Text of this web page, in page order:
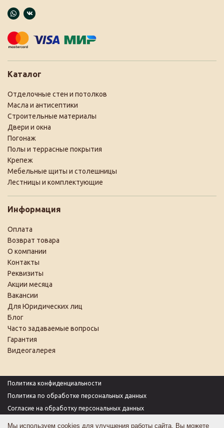
Каталог
Отделочные стен и потолков
Масла и антисептики
Строительные материалы
Двери и окна
Погонаж
Полы и террасные покрытия
Крепеж
Мебельные щиты и столешницы
Лестницы и комплектующие
Информация
Оплата
Возврат товара
О компании
Контакты
Реквизиты
Акции месяца
Вакансии
Для Юридических лиц
Блог
Часто задаваемые вопросы
Гарантия
Видеогалерея
Политика конфиденциальности
Политика по обработке персональных данных
Согласие на обработку персональных данных
Мы используем cookies для улучшения работы сайта. Вы можете